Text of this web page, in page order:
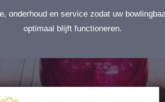
onderhoud en service zodat uw
optimaal blijft functioneren.